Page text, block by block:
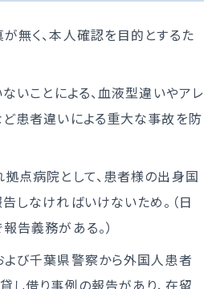
無く、本人確認を目的とするた
いことによる、血液型違いやアレ
患者違いによる重大な事故を防
点病院として、患者様の出身国
しなければいけないため。（日
告義務がある。）
び千葉県警察から外国人患者
し借り事例の報告があり、在留